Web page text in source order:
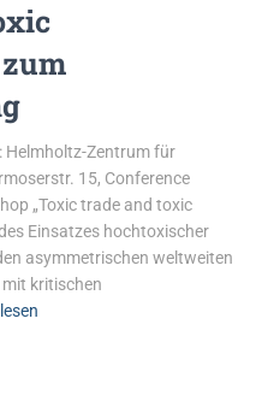
Helmholtz-Zentrum für
15, Conference
„Toxic trade and toxic
Einsatzes hochtoxischer
asymmetrischen weltweiten
kritischen